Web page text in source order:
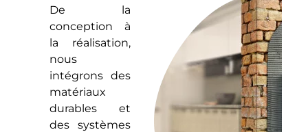
De la
conception à
la réalisation,
nous
intégrons des
matériaux
durables et
des systèmes